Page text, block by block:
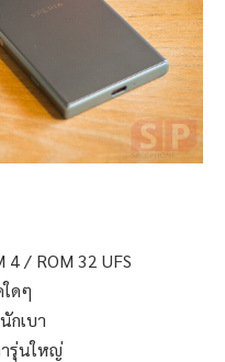
/ ROM 32 UFS
ดๆ
กเบา
ารุ่นใหญ่